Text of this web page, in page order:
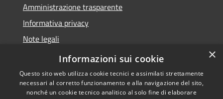
Amministrazione trasparente
Informativa privacy
Note legali
Dichiarazione di accessibilità
×
Informazioni sui cookie
Questo sito web utilizza cookie tecnici e assimilati strettamente
necessari al corretto funzionamento e alla navigazione del sito,
nonché un cookie tecnico analitico al solo fine di elaborare